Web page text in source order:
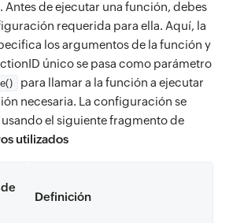
. Antes de ejecutar una función, debes
requerida para ella. Aquí, la
los argumentos de la función y
único se pasa como parámetro
para llamar a la función a ejecutar
necesaria. La configuración se
el siguiente fragmento de
utilizados
Definición